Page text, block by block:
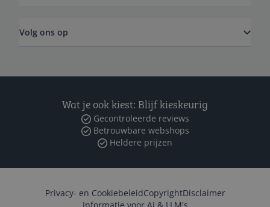
Volg ons op
Wat je ook kiest: Blijf kieskeurig
Gecontroleerde reviews
Betrouwbare webshops
Heldere prijzen
Privacy- en CookiebeleidCopyrightDisclaimer